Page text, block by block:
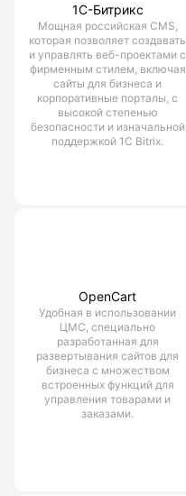
1С-Битрикс
Мощная российская CMS,
которая позволяет создавать
и управлять веб-проектами с
фирменным стилем, включая
сайты для бизнеса и
корпоративные порталы, с
высокой степенью
безопасности и изначальной
поддержкой 1С Bitrix.
OpenCart
Удобная в использовании
ЦМС, специально
разработанная для
развертывания сайтов для
бизнеса с множеством
встроенных функций для
управления товарами и
заказами.